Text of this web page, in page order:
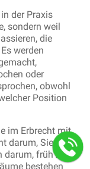
der Praxis
sondern weil
die
werden
oder
obwohl
Position
im Erbrecht mit
darum, Sie mit
darum, früh zu
bestehen